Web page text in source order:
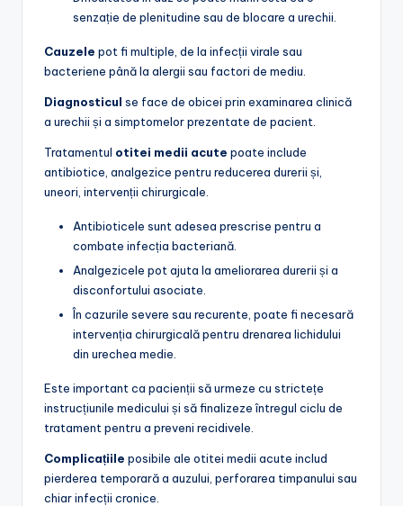
senzație de plenitudine sau de blocare a urechii.
Cauzele pot fi multiple, de la infecții virale sau
bacteriene până la alergii sau factori de mediu.
Diagnosticul se face de obicei prin examinarea clinică
a urechii și a simptomelor prezentate de pacient.
Tratamentul otitei medii acute poate include
antibiotice, analgezice pentru reducerea durerii și,
uneori, intervenții chirurgicale.
Antibioticele sunt adesea prescrise pentru a
combate infecția bacteriană.
Analgezicele pot ajuta la ameliorarea durerii și a
disconfortului asociate.
În cazurile severe sau recurente, poate fi necesară
intervenția chirurgicală pentru drenarea lichidului
din urechea medie.
Este important ca pacienții să urmeze cu strictețe
instrucțiunile medicului și să finalizeze întregul ciclu de
tratament pentru a preveni recidivele.
Complicațiile posibile ale otitei medii acute includ
pierderea temporară a auzului, perforarea timpanului sau
chiar infecții cronice.